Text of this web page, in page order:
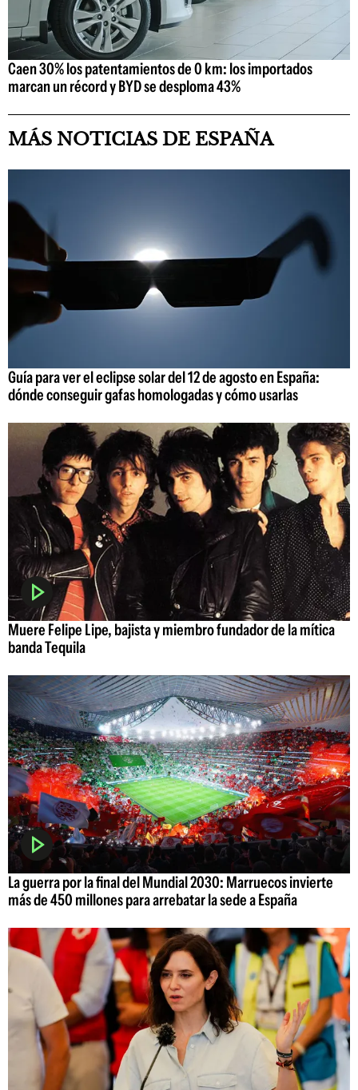
Caen 30% los patentamientos de 0 km: los importados
marcan un récord y BYD se desploma 43%
MÁS NOTICIAS DE ESPAÑA
Guía para ver el eclipse solar del 12 de agosto en España:
dónde conseguir gafas homologadas y cómo usarlas
Muere Felipe Lipe, bajista y miembro fundador de la mítica
banda Tequila
La guerra por la final del Mundial 2030: Marruecos invierte
más de 450 millones para arrebatar la sede a España